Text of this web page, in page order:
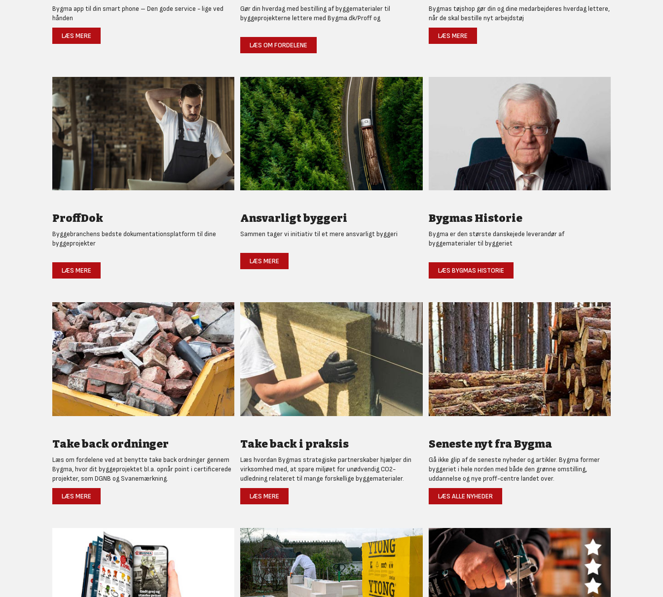
Bygma app til din smart phone – Den gode service - lige ved
hånden
LÆS MERE
Gør din hverdag med bestilling af byggematerialer til
byggeprojekterne lettere med Bygma.dk/Proff og
LÆS OM FORDELENE
Bygmas tøjshop gør din og dine medarbejderes hverdag lettere,
når de skal bestille nyt arbejdstøj
LÆS MERE
ProffDok
Byggebranchens bedste dokumentationsplatform til dine
byggeprojekter
LÆS MERE
Ansvarligt byggeri
Sammen tager vi initiativ til et mere ansvarligt byggeri
LÆS MERE
Bygmas Historie
Bygma er den største danskejede leverandør af
byggematerialer til byggeriet
LÆS BYGMAS HISTORIE
Take back ordninger
Læs om fordelene ved at benytte take back ordninger gennem
Bygma, hvor dit byggeprojektet bl.a. opnår point i certificerede
projekter, som DGNB og Svanemærkning.
LÆS MERE
Take back i praksis
Læs hvordan Bygmas strategiske partnerskaber hjælper din
virksomhed med, at spare miljøet for unødvendig CO2-
udledning relateret til mange forskellige byggematerialer.
LÆS MERE
Seneste nyt fra Bygma
Gå ikke glip af de seneste nyheder og artikler. Bygma former
byggeriet i hele norden med både den grønne omstilling,
uddannelse og nye proff-centre landet over.
LÆS ALLE NYHEDER